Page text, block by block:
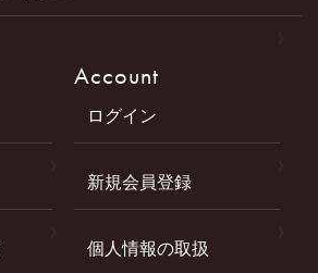
Account
ログイン
新規会員登録
個人情報の取扱